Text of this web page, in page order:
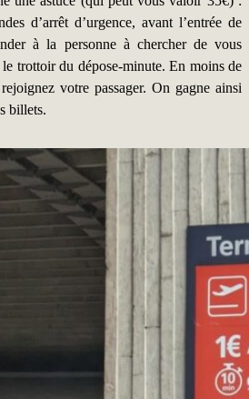
d’arrêt d’urgence, avant l’entrée de
à la personne à chercher de vous
trottoir du dépose-minute. En moins de
votre passager. On gagne ainsi
billets.